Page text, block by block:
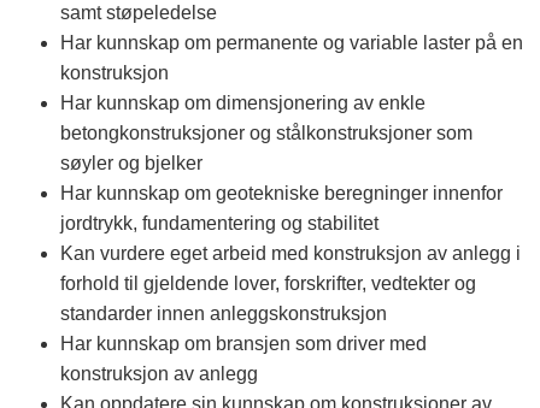
samt støpeledelse
Har kunnskap om permanente og variable laster på en
konstruksjon
Har kunnskap om dimensjonering av enkle
betongkonstruksjoner og stålkonstruksjoner som
søyler og bjelker
Har kunnskap om geotekniske beregninger innenfor
jordtrykk, fundamentering og stabilitet
Kan vurdere eget arbeid med konstruksjon av anlegg i
forhold til gjeldende lover, forskrifter, vedtekter og
standarder innen anleggskonstruksjon
Har kunnskap om bransjen som driver med
konstruksjon av anlegg
Kan oppdatere sin kunnskap om konstruksjoner av